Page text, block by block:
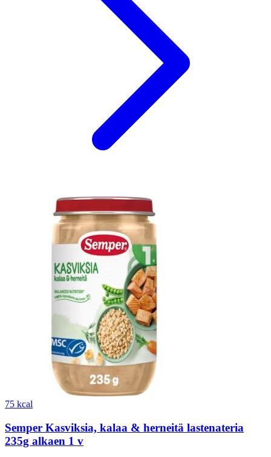
75 kcal
Semper Kasviksia, kalaa & herneitä lastenateria
235g alkaen 1 v